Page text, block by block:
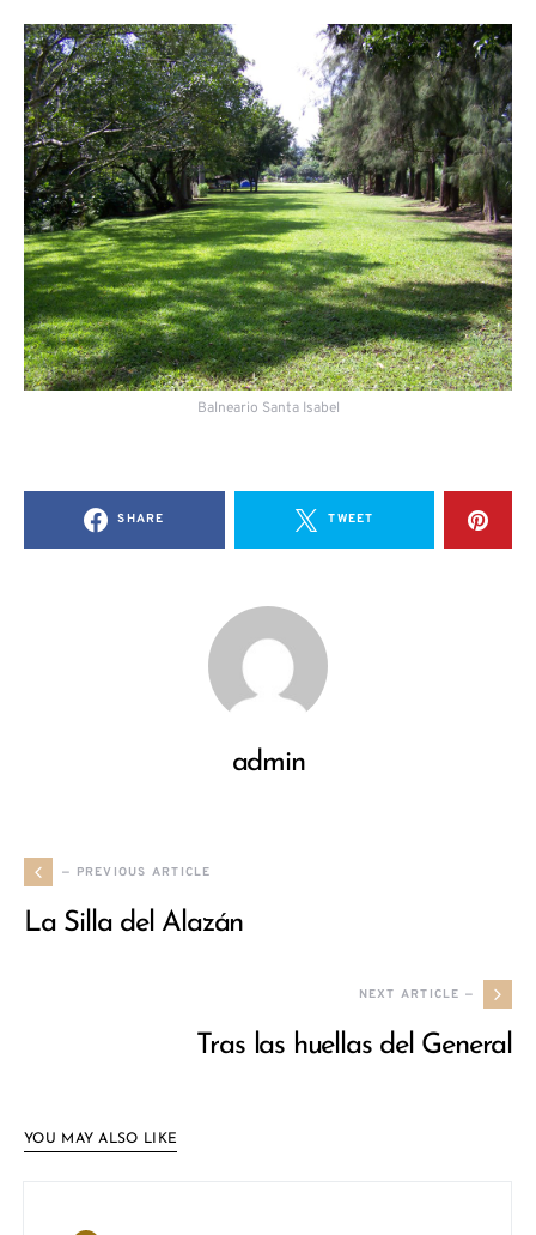
Balneario Santa Isabel
SHARE TWEET
admin
— PREVIOUS ARTICLE
La Silla del Alazán
NEXT ARTICLE —
Tras las huellas del General
YOU MAY ALSO LIKE